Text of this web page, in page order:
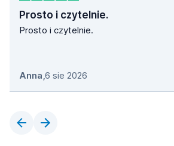
Prosto i czytelnie.
Prosto i czytelnie.
Anna,6 sie 2026